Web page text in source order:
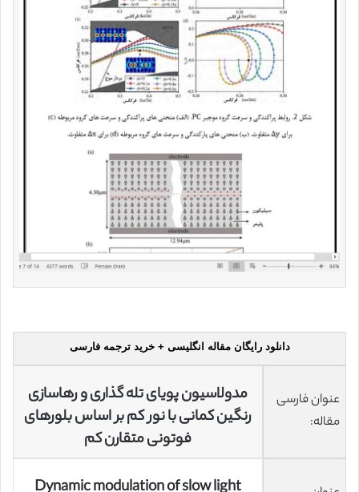
دانلود رایگان مقاله انگلیسی + خرید ترجمه فارسی
عنوان فارسی
مقاله:
مدولاسیون پویای تله گذاری و رهاسازی
رنگین کمانی با نور کم بر اساس بلورهای
فوتونی متقارن کم